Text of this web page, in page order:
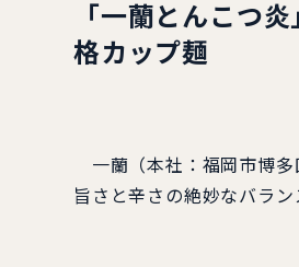
「一蘭とんこつ
格カップ麺
一蘭（本社：福岡市博多
旨さと辛さの絶妙なバラ